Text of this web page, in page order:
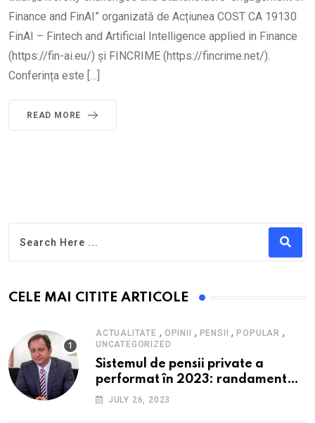
Finance and FinAI” organizată de Acțiunea COST CA 19130
FinAI – Fintech and Artificial Intelligence applied in Finance
(https://fin-ai.eu/) și FINCRIME (https://fincrime.net/).
Conferința este […]
READ MORE
CELE MAI CITITE ARTICOLE
ACTUALITATE , OPINII , PENSII ,POPULAR ,
UNCATEGORIZED
Sistemul de pensii private a
performat în 2023: randament
peste inflație, active și plăți la
JULY 26, 2023